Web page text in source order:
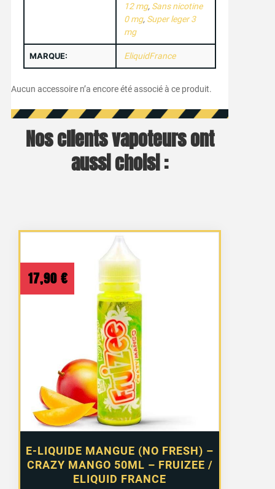
12 mg, Sans nicotine
0 mg, Super leger 3
mg
MARQUE: EliquidFrance
Aucun accessoire n’a encore été associé à ce produit.
Nos clients vapoteurs ont
aussi choisi :
E-LIQUIDE MANGUE (NO FRESH) –
CRAZY MANGO 50ML – FRUIZEE /
ELIQUID FRANCE
17,90 €